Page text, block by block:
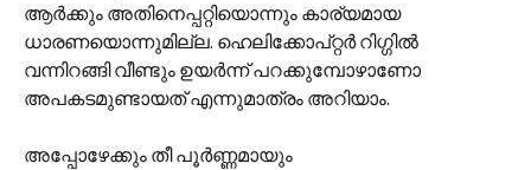
ആര്‍ക്കും അതിനെപ്പറ്റിയൊന്നും കാര്യമായ
ധാരണയൊന്നുമില്ല. ഹെലിക്കോപ്റ്റര്‍ റിഗ്ഗില്‍
വന്നിറങ്ങി വീണ്ടും ഉയര്‍ന്ന് പറക്കുമ്പോഴാണോ
അപകടമുണ്ടായത് എന്നുമാത്രം അറിയാം.
അപ്പോഴേക്കും തീ പൂര്‍ണ്ണമായും